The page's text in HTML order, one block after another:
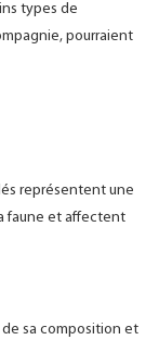
types de
pourraient
représentent une
faune et affectent
sa composition et